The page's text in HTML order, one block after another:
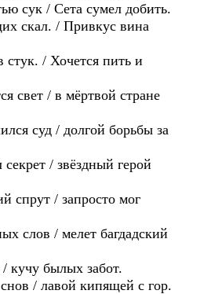
сук / Сета сумел добить.
скал. / Привкус вина
стук. / Хочется пить и
свет / в мёртвой стране
суд / долгой борьбы за
/ звёздный герой
спрут / запросто мог
слов / мелет багдадский
кучу былых забот.
/ лавой кипящей с гор.